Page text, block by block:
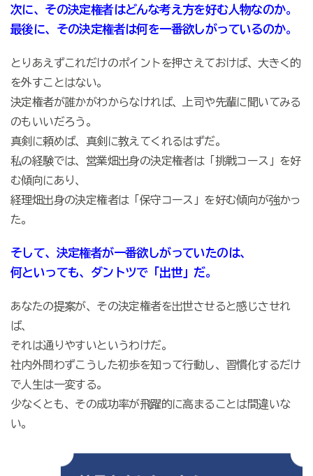
次に、その決定権者はどんな考え方を好む人物なのか。
最後に、その決定権者は何を一番欲しがっているのか。
とりあえずこれだけのポイントを押さえておけば、大きく的
を外すことはない。
決定権者が誰かがわからなければ、上司や先輩に聞いてみる
のもいいだろう。
真剣に頼めば、真剣に教えてくれるはずだ。
私の経験では、営業畑出身の決定権者は「挑戦コース」を好
む傾向にあり、
経理畑出身の決定権者は「保守コース」を好む傾向が強かっ
た。
そして、決定権者が一番欲しがっていたのは、
何といっても、ダントツで「出世」だ。
あなたの提案が、その決定権者を出世させると感じさせれ
ば、
それは通りやすいというわけだ。
社内外問わずこうした初歩を知って行動し、習慣化するだけ
で人生は一変する。
少なくとも、その成功率が飛躍的に高まることは間違いな
い。